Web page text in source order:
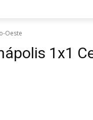
Oeste
1x1